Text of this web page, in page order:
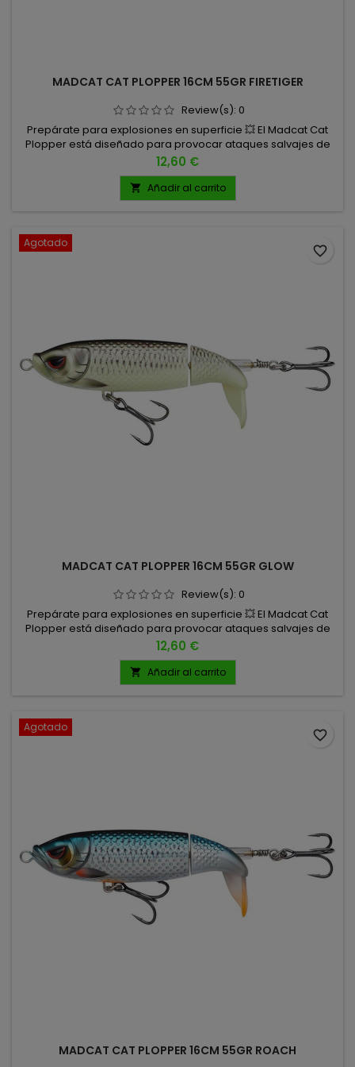
MADCAT CAT PLOPPER 16CM 55GR FIRETIGER
Review(s): 0
Prepárate para explosiones en superficie 💥 El Madcat Cat
Plopper está diseñado para provocar ataques salvajes de
los mayores siluros europeos. 16CM 55GR
Precio
12,60 €
 Añadir al carrito
Agotado
MADCAT CAT PLOPPER 16CM 55GR GLOW
Review(s): 0
Prepárate para explosiones en superficie 💥 El Madcat Cat
Plopper está diseñado para provocar ataques salvajes de
los mayores siluros europeos. 16CM 55GR
Precio
12,60 €
 Añadir al carrito
favorite_border
Agotado
MADCAT CAT PLOPPER 16CM 55GR ROACH
favorite_border